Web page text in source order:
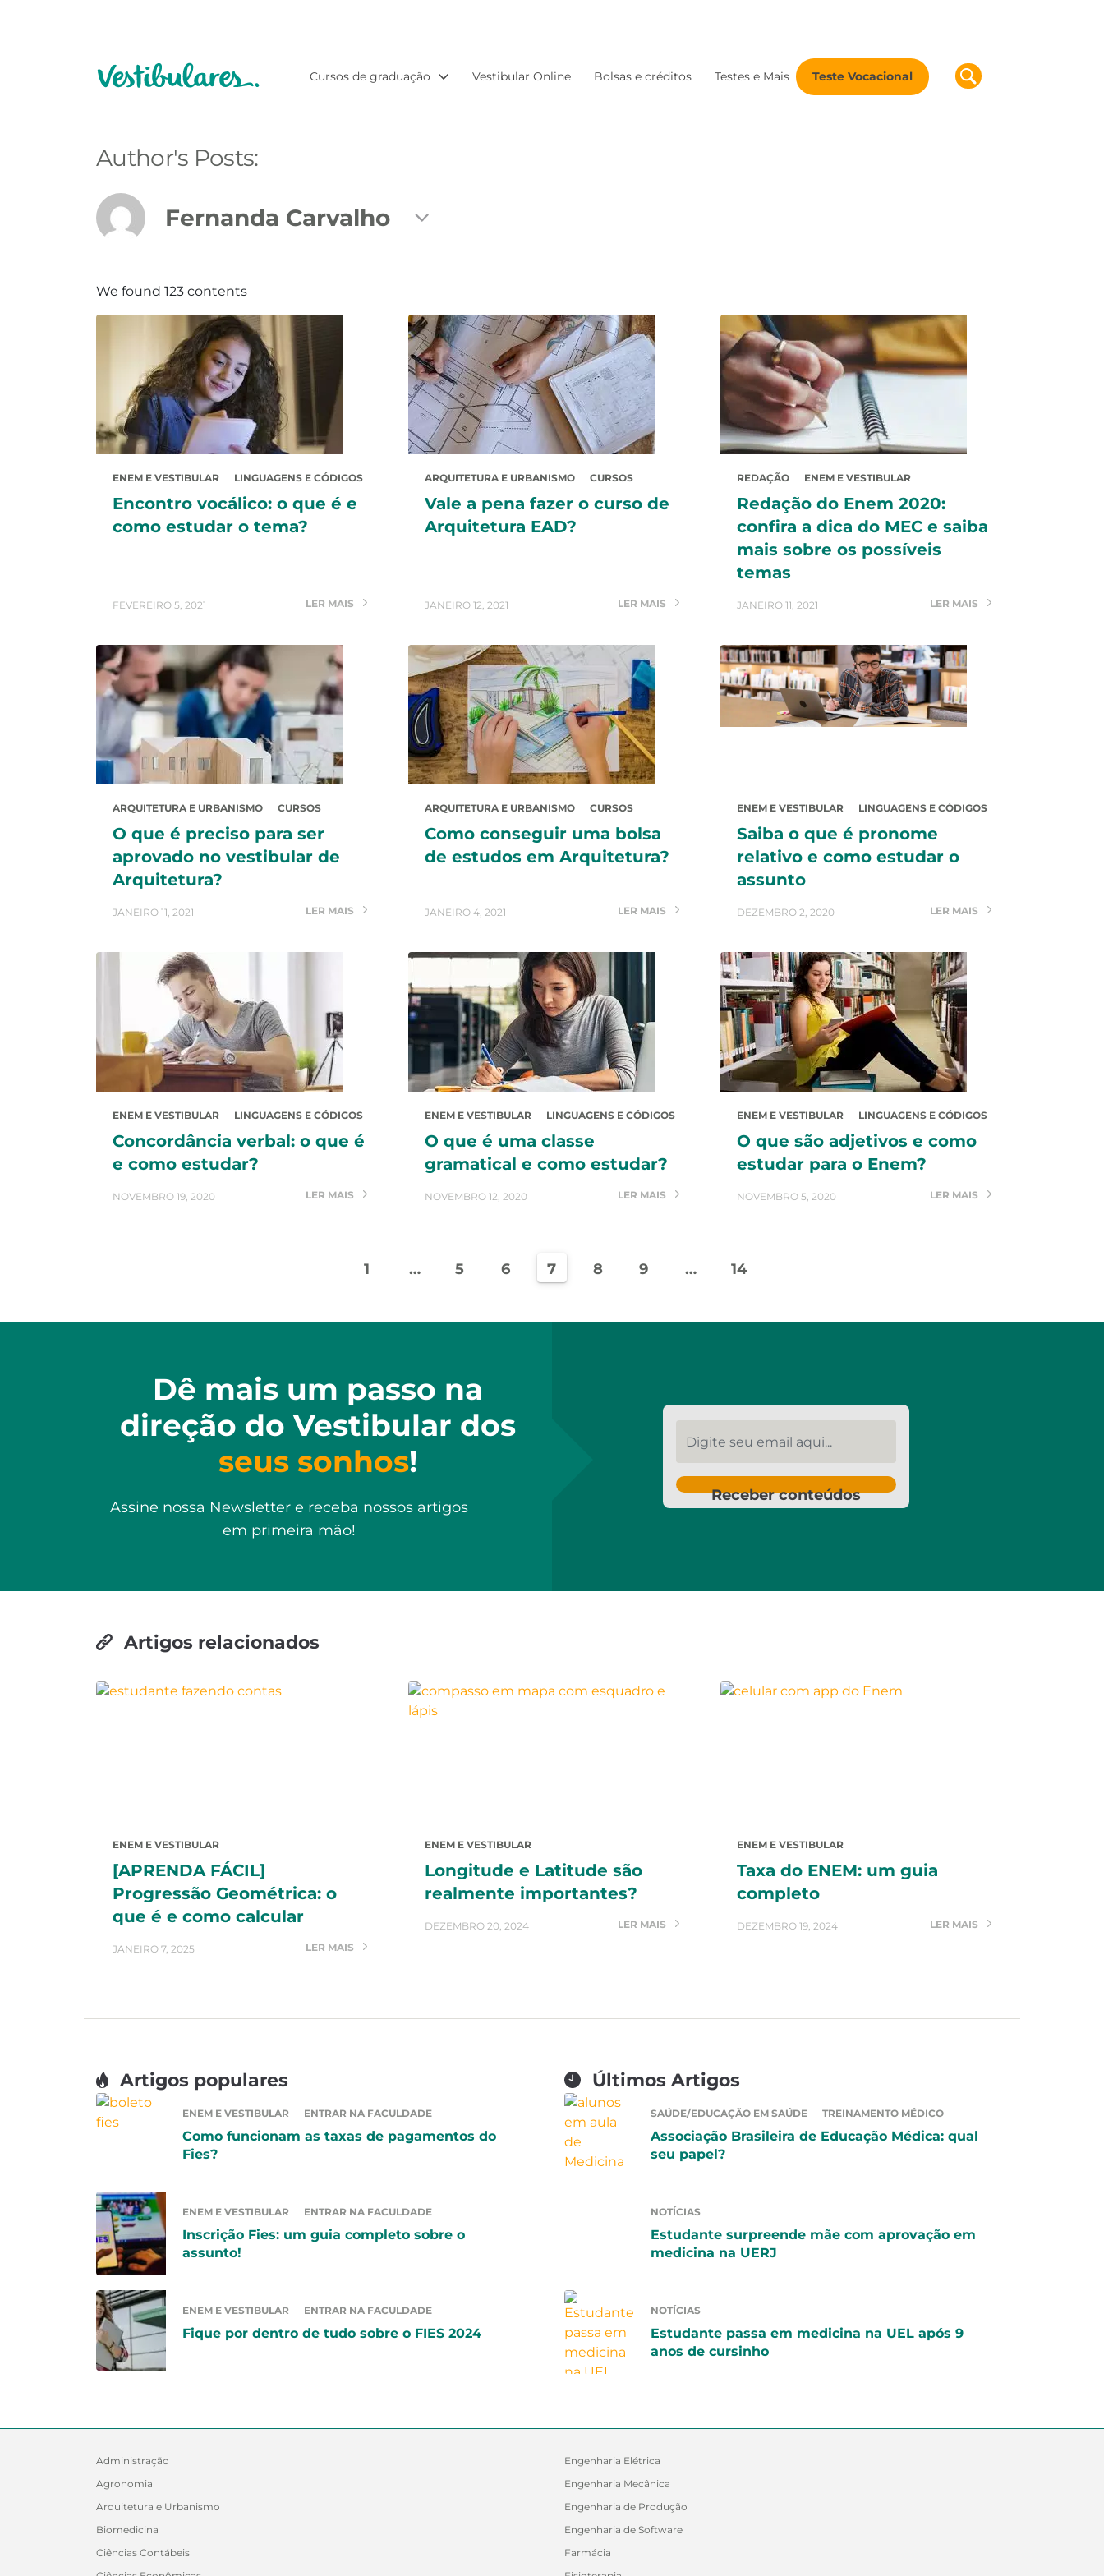
Cursos de graduação Vestibular Online Bolsas e créditos Testes e Mais Teste Vocacional
Author's Posts:
We found 123 contents
ENEM E VESTIBULAR LINGUAGENS E CÓDIGOS
Encontro vocálico: o que é e
como estudar o tema?
FEVEREIRO 5, 2021 LER MAIS
ARQUITETURA E URBANISMO CURSOS
Vale a pena fazer o curso de
Arquitetura EAD?
JANEIRO 12, 2021 LER MAIS
REDAÇÃO ENEM E VESTIBULAR
Redação do Enem 2020:
confira a dica do MEC e saiba
mais sobre os possíveis
temas
JANEIRO 11, 2021 LER MAIS
ARQUITETURA E URBANISMO CURSOS
O que é preciso para ser
aprovado no vestibular de
Arquitetura?
JANEIRO 11, 2021 LER MAIS
ARQUITETURA E URBANISMO CURSOS
Como conseguir uma bolsa
de estudos em Arquitetura?
JANEIRO 4, 2021 LER MAIS
ENEM E VESTIBULAR LINGUAGENS E CÓDIGOS
Saiba o que é pronome
relativo e como estudar o
assunto
DEZEMBRO 2, 2020 LER MAIS
ENEM E VESTIBULAR LINGUAGENS E CÓDIGOS
Concordância verbal: o que é
e como estudar?
NOVEMBRO 19, 2020 LER MAIS
ENEM E VESTIBULAR LINGUAGENS E CÓDIGOS
O que é uma classe
gramatical e como estudar?
NOVEMBRO 12, 2020 LER MAIS
ENEM E VESTIBULAR LINGUAGENS E CÓDIGOS
O que são adjetivos e como
estudar para o Enem?
NOVEMBRO 5, 2020 LER MAIS
1 … 5 6 7 8 9 … 14
Dê mais um passo na
direção do Vestibular dos
seus sonhos!
Assine nossa Newsletter e receba nossos artigos
em primeira mão!
Receber conteúdos
Artigos relacionados
ENEM E VESTIBULAR
[APRENDA FÁCIL]
Progressão Geométrica: o
que é e como calcular
JANEIRO 7, 2025 LER MAIS
ENEM E VESTIBULAR
Longitude e Latitude são
realmente importantes?
DEZEMBRO 20, 2024 LER MAIS
ENEM E VESTIBULAR
Taxa do ENEM: um guia
completo
DEZEMBRO 19, 2024 LER MAIS
Artigos populares
ENEM E VESTIBULAR ENTRAR NA FACULDADE
Como funcionam as taxas de pagamentos do
Fies?
ENEM E VESTIBULAR ENTRAR NA FACULDADE
Inscrição Fies: um guia completo sobre o
assunto!
ENEM E VESTIBULAR ENTRAR NA FACULDADE
Fique por dentro de tudo sobre o FIES 2024
Últimos Artigos
SAÚDE/EDUCAÇÃO EM SAÚDE TREINAMENTO MÉDICO
Associação Brasileira de Educação Médica: qual
seu papel?
NOTÍCIAS
Estudante surpreende mãe com aprovação em
medicina na UERJ
NOTÍCIAS
Estudante passa em medicina na UEL após 9
anos de cursinho
Administração
Agronomia
Arquitetura e Urbanismo
Biomedicina
Ciências Contábeis
Engenharia Elétrica
Engenharia Mecânica
Engenharia de Produção
Engenharia de Software
Farmácia